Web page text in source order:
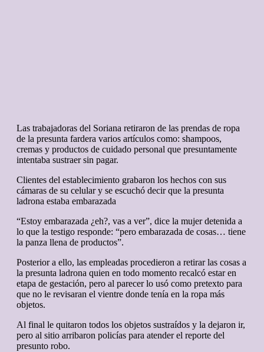
Las trabajadoras del Soriana retiraron de las prendas de ropa
de la presunta fardera varios artículos como: shampoos,
cremas y productos de cuidado personal que presuntamente
intentaba sustraer sin pagar.
Clientes del establecimiento grabaron los hechos con sus
cámaras de su celular y se escuchó decir que la presunta
ladrona estaba embarazada
“Estoy embarazada ¿eh?, vas a ver”, dice la mujer detenida a
lo que la testigo responde: “pero embarazada de cosas… tiene
la panza llena de productos”.
Posterior a ello, las empleadas procedieron a retirar las cosas a
la presunta ladrona quien en todo momento recalcó estar en
etapa de gestación, pero al parecer lo usó como pretexto para
que no le revisaran el vientre donde tenía en la ropa más
objetos.
Al final le quitaron todos los objetos sustraídos y la dejaron ir,
pero al sitio arribaron policías para atender el reporte del
presunto robo.